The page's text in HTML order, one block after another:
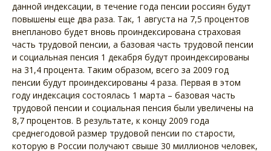
данной индексации, в течение года пенсии россиян будут
повышены еще два раза. Так, 1 августа на 7,5 процентов
внепланово будет вновь проиндексирована страховая
часть трудовой пенсии, а базовая часть трудовой пенсии
и социальная пенсия 1 декабря будут проиндексированы
на 31,4 процента. Таким образом, всего за 2009 год
пенсии будут проиндексированы 4 раза. Первая в этом
году индексация состоялась 1 марта – базовая часть
трудовой пенсии и социальная пенсия были увеличены на
8,7 процентов. В результате, к концу 2009 года
среднегодовой размер трудовой пенсии по старости,
которую в России получают свыше 30 миллионов человек,